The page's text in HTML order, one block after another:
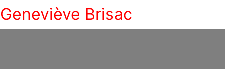
Geneviève Brisac